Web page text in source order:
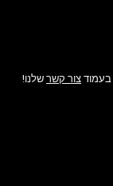
בעמוד צור קשר שלנו!